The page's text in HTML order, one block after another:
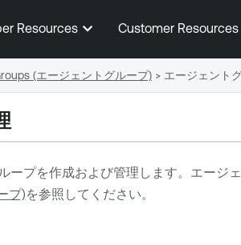
コンテンツに移動する
Resources Customer Resources
ープを作成および管理します。エージ
プ)を参照してください。
(エージェントグループ) > エージェント